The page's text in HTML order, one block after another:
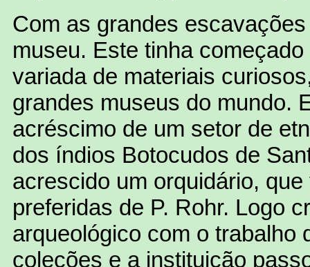
Com as grandes
museu. Este tinha
variada de materiais
grandes museus do mundo.
acréscimo de um setor de
dos índios Botocudos de
acrescido um orquidário,
preferidas de P. Rohr. Logo
arqueológico com o trabalho
coleções e a instituição